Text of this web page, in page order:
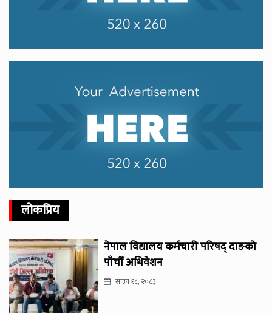
लोकप्रिय
नेपाल विद्यालय कर्मचारी परिषद् दाङको
पाँचौँ अधिवेशन
साउन १८, २०८३